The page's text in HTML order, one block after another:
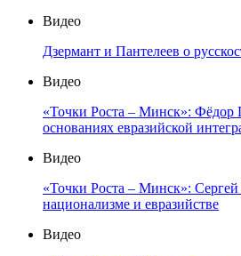
Видео
Дзермант и Пантелеев о
Видео
«Точки Роста – Минск»: Фёдор
основаниях евразийской
Видео
«Точки Роста – Минск»: Сергей
национализме и евразийстве
Видео